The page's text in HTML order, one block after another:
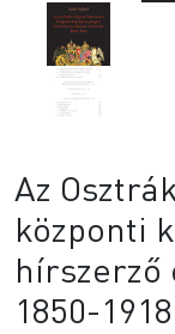
Az
központi
hírszerző
1850-1918